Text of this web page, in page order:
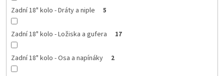
Zadní 18" kolo - Dráty a niple 5
Zadní 18" kolo - Ložiska a gufera 17
Zadní 18" kolo - Osa a napínáky 2